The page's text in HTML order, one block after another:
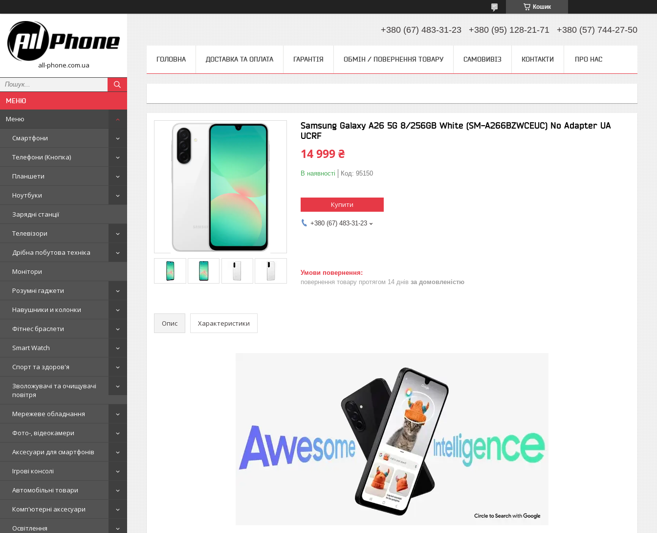
Кошик
all-phone.com.ua
Меню
Смартфони
Телефони (Кнопка)
Планшети
Ноутбуки
Зарядні станції
Телевізори
Дрібна побутова техніка
Монітори
Розумні гаджети
Навушники и колонки
Фітнес браслети
Smart Watch
Спорт та здоров'я
Зволожувачі та очищувачі
повітря
Мережеве обладнання
Фото-, відеокамери
Аксесуари для смартфонів
Ігрові консолі
Автомобільні товари
Комп'ютерні аксесуари
Освітлення
+380 (67) 483-31-23 +380 (95) 128-21-71 +380 (57) 744-27-50
ГОЛОВНА ДОСТАВКА ТА ОПЛАТА ГАРАНТІЯ ОБМІН / ПОВЕРНЕННЯ ТОВАРУ САМОВИВІЗ КОНТАКТИ ПРО НАС
Samsung Galaxy A26 5G 8/256GB White (SM-A266BZWCEUC) No Adapter UA
UCRF
14 999 ₴
В наявності Код: 95150
Купити
+380 (67) 483-31-23
повернення товару протягом 14 днів за домовленістю
Опис Характеристики